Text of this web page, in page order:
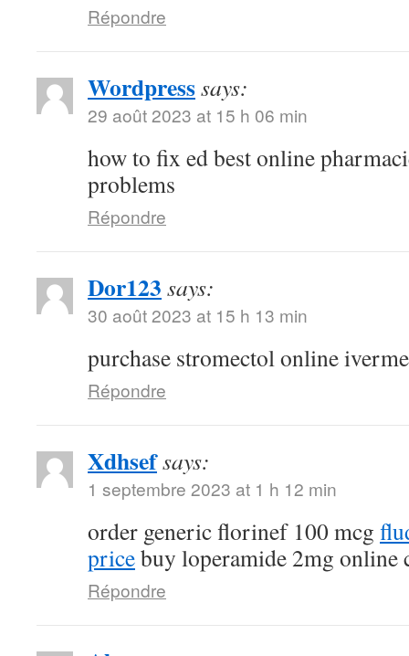
Répondre
Wordpresssays:
29 août 2023 at 15 h 06 min
how to fix ed best online
problems
Répondre
Dor123 says:
30 août 2023 at 15 h 13 min
purchase stromectol online
Répondre
Xdhsefsays:
1 septembre 2023 at 1 h 12 min
order generic florinef 100 mcg
pricebuy loperamide 2mg online
Répondre